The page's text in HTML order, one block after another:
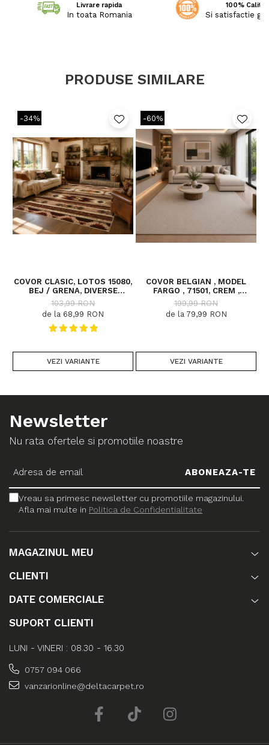
Livrare rapida
In toata Romania
100%
Si satisfactie
PRODUSE SIMILARE
-34%
COVOR CLASIC, LOTOS 15080,
BEJ / GRENA, DIVERSE
DIMENSIUNI
103,99 RON
de la 68,99 RON
VEZI VARIANTE
-60%
COVOR BELGIAN , MODEL
FARGO , 71501, CREM ,
DIVERSE DIMENSIUNI
199,99 RON
de la 79,99 RON
VEZI VARIANTE
Newsletter
Nu rata ofertele si promotiile noastre
Vreau sa primesc newsletter cu promotiile magazinului.
Afla mai multe in Politica de Confidentialitate
MAGAZINUL MEU
CLIENTI
DATE COMERCIALE
SUPORT CLIENTI
LUNI - VINERI : 08.30 - 16.30
0757 094 066
vanzarionline@deltacarpet.ro